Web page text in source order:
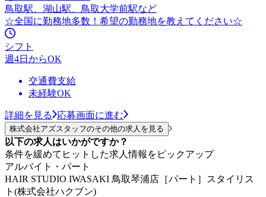
鳥取駅、湖山駅、鳥取大学前駅など
☆全国に勤務地多数！希望の勤務地を教えてください☆
シフト
週4日からOK
交通費支給
未経験OK
詳細を見る 応募画面に進む
株式会社アズスタッフのその他の求人を見る
以下の求人はいかがですか？
条件を緩めてヒットした求人情報をピックアップ
アルバイト・パート
HAIR STUDIO IWASAKI 鳥取琴浦店［パート］スタイリス
ト(株式会社ハクブン)